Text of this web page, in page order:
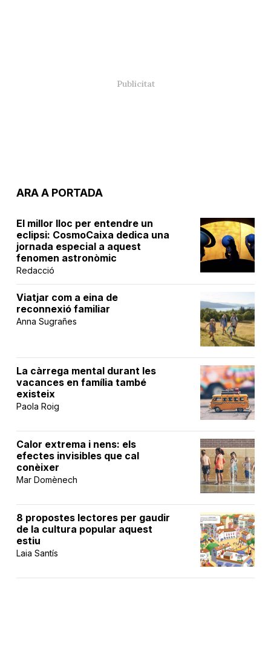
ARA A PORTADA
El millor lloc per entendre un
eclipsi: CosmoCaixa dedica una
jornada especial a aquest
fenomen astronòmic
Redacció
Viatjar com a eina de
reconnexió familiar
Anna Sugrañes
La càrrega mental durant les
vacances en família també
existeix
Paola Roig
Calor extrema i nens: els
efectes invisibles que cal
conèixer
Mar Domènech
8 propostes lectores per gaudir
de la cultura popular aquest
estiu
Laia Santís